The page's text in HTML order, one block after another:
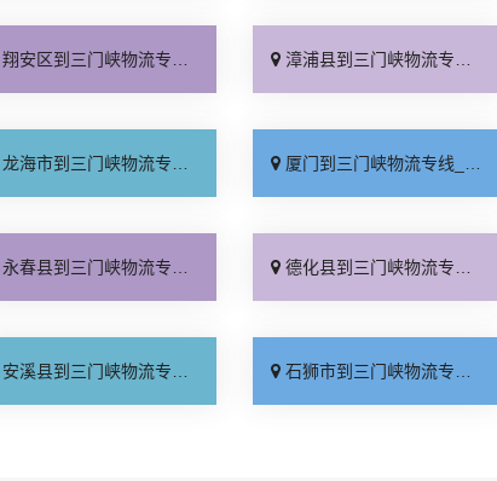
翔安区到三门峡物流专线_专线直达「市县派送」 漳浦县到三门峡物流专线_收费标准「门到门配送」
龙海市到三门峡物流专线_费用多少「收费标准」 厦门到三门峡物流专线_急你所需「合同承运」
永春县到三门峡物流专线_全境到达「直达特快专线」 德化县到三门峡物流专线_市县闪送「限时必达」
安溪县到三门峡物流专线_直达特快专线「零担配货」 石狮市到三门峡物流专线_计费标准「门到门配送」